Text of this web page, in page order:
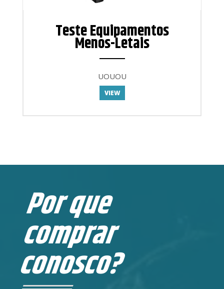
Teste Equipamentos
Menos-Letais
UOUOU
VIEW
Por que
comprar
conosco?